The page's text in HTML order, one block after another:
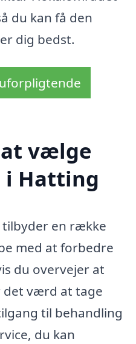
du kan få den
dig bedst.
at vælge
Hatting
en række
med at forbedre
du overvejer at
det værd at tage
til behandling
du kan